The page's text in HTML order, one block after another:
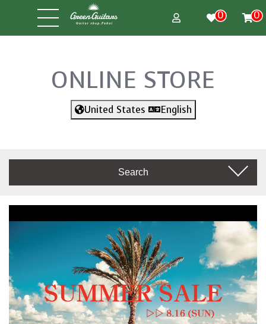
0 0
ONLINE STORE
United States English
Search